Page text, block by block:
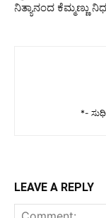
ನಿತ್ಯಾನಂದ ಕೆಮ್ಮಣ್ಣು
*-
LEAVE A REPLY